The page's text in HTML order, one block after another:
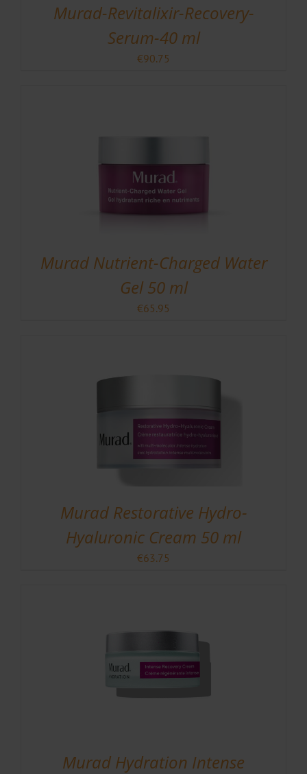
Murad-Revitalixir-Recovery-
Serum-40 ml
€90.75
Murad Nutrient-Charged Water
Gel 50 ml
€65.95
Murad Restorative Hydro-
Hyaluronic Cream 50 ml
€63.75
Murad Hydration Intense